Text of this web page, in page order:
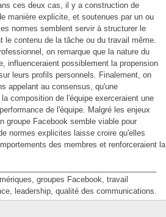
ces deux cas, il y a construction de
manière explicite, et soutenues par un ou
normes semblent servir à structurer le
le contenu de la tâche ou du travail même.
on remarque que la nature du
influenceraient possiblement la propension
leurs profils personnels. Finalement, on
appelant au consensus, qu'une
composition de l'équipe exerceraient une
de l'équipe. Malgré les enjeux
groupe Facebook semble viable pour
normes explicites laisse croire qu'elles
des membres et renforceraient la
groupes Facebook, travail
leadership, qualité des communications.